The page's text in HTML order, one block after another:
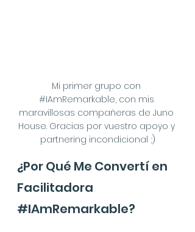
Mi primer grupo con
#IAmRemarkable, con mis
maravillosas compañeras de Juno
House. Gracias por vuestro apoyo y
partnering incondicional ;)
¿Por Qué Me Convertí en
Facilitadora
#IAmRemarkable?